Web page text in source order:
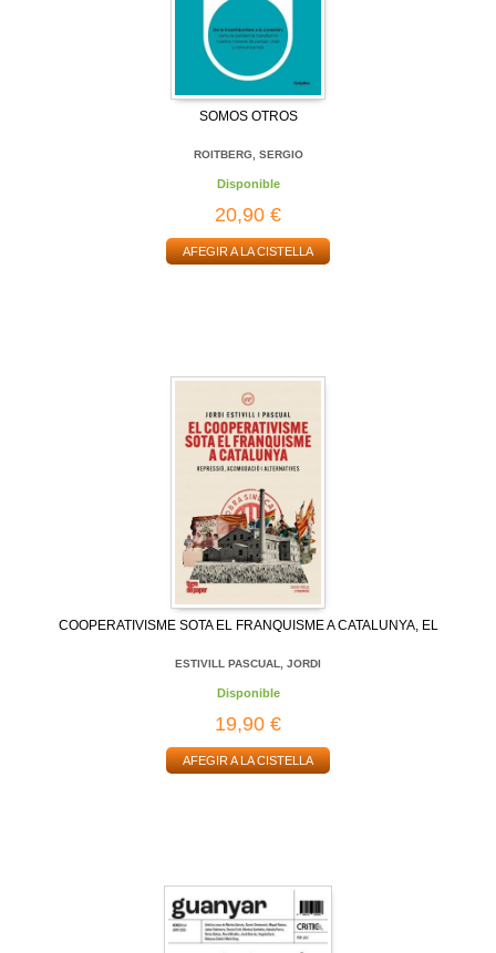
SOMOS OTROS
ROITBERG, SERGIO
Disponible
20,90 €
AFEGIR A LA CISTELLA
COOPERATIVISME SOTA EL FRANQUISME A CATALUNYA, EL
ESTIVILL PASCUAL, JORDI
Disponible
19,90 €
AFEGIR A LA CISTELLA